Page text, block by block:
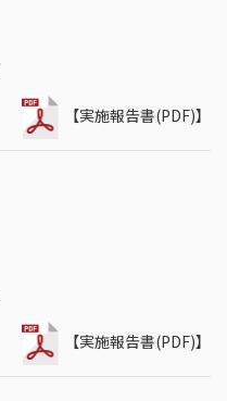
【実施報告書(PDF)】
【実施報告書(PDF)】